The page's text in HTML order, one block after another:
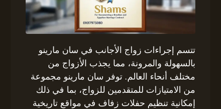
تتسم إجراءات زواج الأجانب في سان مارينو
بالسهولة والمرونة، مما يجذب الأزواج من
مختلف أنحاء العالم. توفر سان مارينو مجموعة
من الامتيازات للمتقدمين للزواج، بما في ذلك
إمكانية تنظيم حفلات زفاف في مواقع تاريخية